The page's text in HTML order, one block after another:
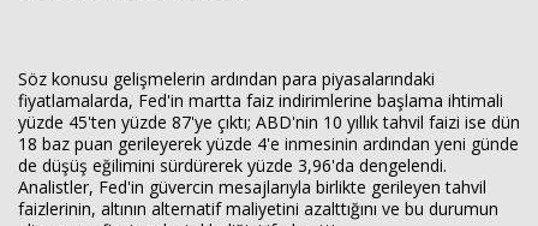
Söz konusu gelişmelerin ardından para piyasalarındaki
fiyatlamalarda, Fed'in martta faiz indirimlerine başlama ihtimali
yüzde 45'ten yüzde 87'ye çıktı; ABD'nin 10 yıllık tahvil faizi ise dün
18 baz puan gerileyerek yüzde 4'e inmesinin ardından yeni günde
de düşüş eğilimini sürdürerek yüzde 3,96'da dengelendi.
Analistler, Fed'in güvercin mesajlarıyla birlikte gerileyen tahvil
faizlerinin, altının alternatif maliyetini azalttığını ve bu durumun